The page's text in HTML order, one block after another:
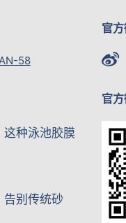
58
这种泳池胶膜
告别传统砂
官
官